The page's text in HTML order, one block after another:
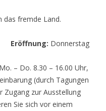
das fremde Land.
Eröffnung: Donnerstag
– Do. 8.30 – 16.00 Uhr,
(durch Tagungen
Zugang zur Ausstellung
Sie sich vor einem